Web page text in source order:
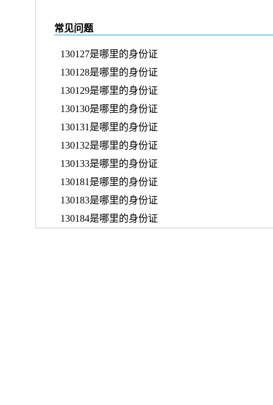
常见问题
130127是哪里的身份证
130128是哪里的身份证
130129是哪里的身份证
130130是哪里的身份证
130131是哪里的身份证
130132是哪里的身份证
130133是哪里的身份证
130181是哪里的身份证
130183是哪里的身份证
130184是哪里的身份证